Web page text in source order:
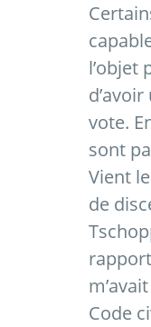
l’objet
vote.
sont
Vient
de
Code